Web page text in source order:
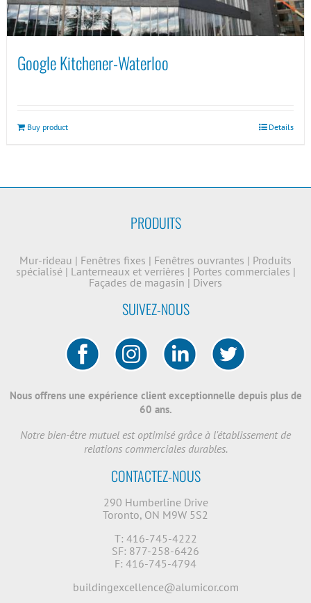
Google Kitchener-Waterloo
Buy product Details
PRODUITS
Mur-rideau | Fenêtres fixes | Fenêtres ouvrantes | Produits
spécialisé | Lanterneaux et verrières | Portes commerciales |
Façades de magasin | Divers
SUIVEZ-NOUS
Nous offrens une expérience client exceptionnelle depuis plus de
60 ans.
Notre bien-être mutuel est optimisé grâce à l'établissement de
relations commerciales durables.
CONTACTEZ-NOUS
290 Humberline Drive
Toronto, ON M9W 5S2
T: 416-745-4222
SF: 877-258-6426
F: 416-745-4794
buildingexcellence@alumicor.com